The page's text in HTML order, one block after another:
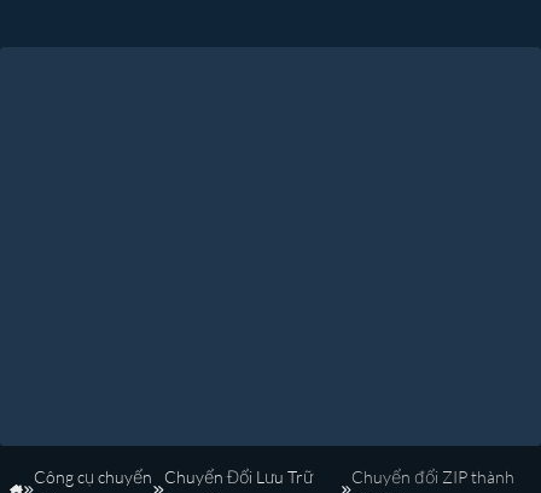
Công cụ chuyển
Chuyển Đổi Lưu Trữ
Chuyển đổi ZIP thành